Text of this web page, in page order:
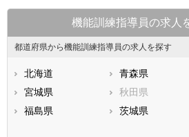
機能訓練指導員の求人
都道府県から機能訓練指導員の求人を探す
北海道 青森県
宮城県
秋田県
福島県
茨城県